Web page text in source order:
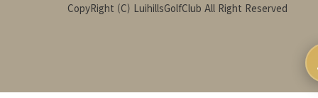
CopyRight (C) LuihillsGolfClub All Right Reserved